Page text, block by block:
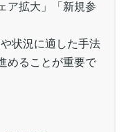
ア拡大」「新規参
状況に適した手法
めることが重要で